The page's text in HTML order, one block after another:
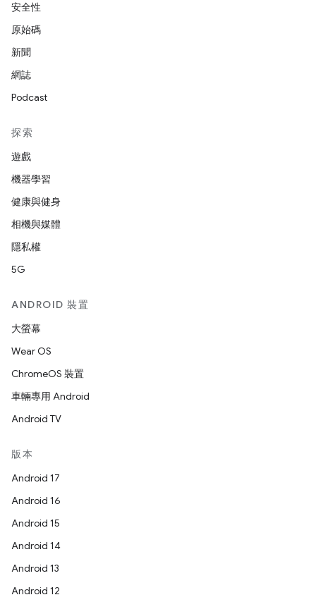
安全性
原始碼
新聞
網誌
Podcast
探索
遊戲
機器學習
健康與健身
相機與媒體
隱私權
5G
ANDROID 裝置
大螢幕
Wear OS
ChromeOS 裝置
車輛專用 Android
Android TV
版本
Android 17
Android 16
Android 15
Android 14
Android 13
Android 12